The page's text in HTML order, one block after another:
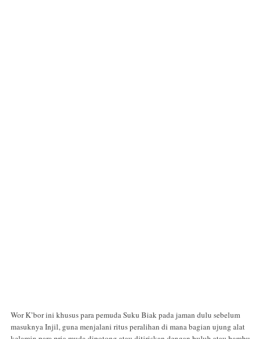
Wor K’bor ini khusus para pemuda Suku Biak pada jaman dulu sebelum
masuknya Injil, guna menjalani ritus peralihan di mana bagian ujung alat